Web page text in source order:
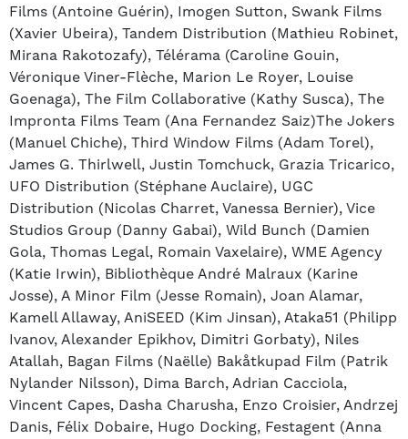
Films (Antoine Guérin), Imogen Sutton, Swank Films
(Xavier Ubeira), Tandem Distribution (Mathieu Robinet,
Mirana Rakotozafy), Télérama (Caroline Gouin,
Véronique Viner-Flèche, Marion Le Royer, Louise
Goenaga), The Film Collaborative (Kathy Susca), The
Impronta Films Team (Ana Fernandez Saiz)The Jokers
(Manuel Chiche), Third Window Films (Adam Torel),
James G. Thirlwell, Justin Tomchuck, Grazia Tricarico,
UFO Distribution (Stéphane Auclaire), UGC
Distribution (Nicolas Charret, Vanessa Bernier), Vice
Studios Group (Danny Gabai), Wild Bunch (Damien
Gola, Thomas Legal, Romain Vaxelaire), WME Agency
(Katie Irwin), Bibliothèque André Malraux (Karine
Josse), A Minor Film (Jesse Romain), Joan Alamar,
Kamell Allaway, AniSEED (Kim Jinsan), Ataka51 (Philipp
Ivanov, Alexander Epikhov, Dimitri Gorbaty), Niles
Atallah, Bagan Films (Naëlle) Bakåtkupad Film (Patrik
Nylander Nilsson), Dima Barch, Adrian Cacciola,
Vincent Capes, Dasha Charusha, Enzo Croisier, Andrzej
Danis, Félix Dobaire, Hugo Docking, Festagent (Anna